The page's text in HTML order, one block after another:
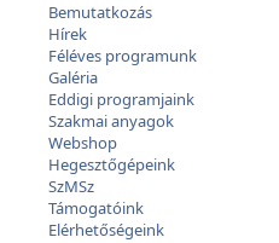
Bemutatkozás
Hírek
Féléves programunk
Galéria
Eddigi programjaink
Szakmai anyagok
Webshop
Hegesztőgépeink
SzMSz
Támogatóink
Elérhetőségeink